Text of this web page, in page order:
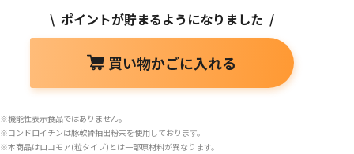
\ ポイントが貯まるようになりました /
買い物かごに入れる
※機能性表示食品ではありません。
※コンドロイチンは豚軟骨抽出粉末を使用しております。
※本商品はロコモア(粒タイプ)とは一部原材料が異なります。